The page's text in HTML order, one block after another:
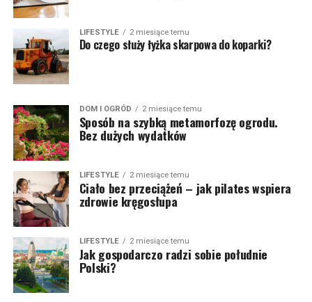
LIFESTYLE 2 miesiące temu
Do czego służy łyżka skarpowa do koparki?
DOM I OGRÓD 2 miesiące temu
Sposób na szybką metamorfozę ogrodu.
Bez dużych wydatków
LIFESTYLE 2 miesiące temu
Ciało bez przeciążeń – jak pilates wspiera
zdrowie kręgosłupa
LIFESTYLE 2 miesiące temu
Jak gospodarczo radzi sobie południe
Polski?